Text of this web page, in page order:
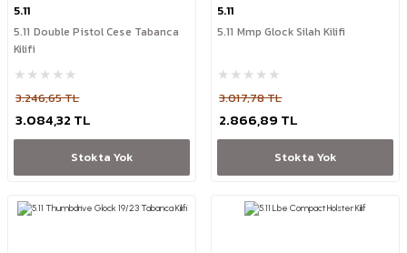
5.11
5.11 Double Pistol Cese Tabanca
Kilifi
3.246,65 TL
3.084,32 TL
Stokta Yok
5.11
5.11 Mmp Glock Silah Kilifi
3.017,78 TL
2.866,89 TL
Stokta Yok